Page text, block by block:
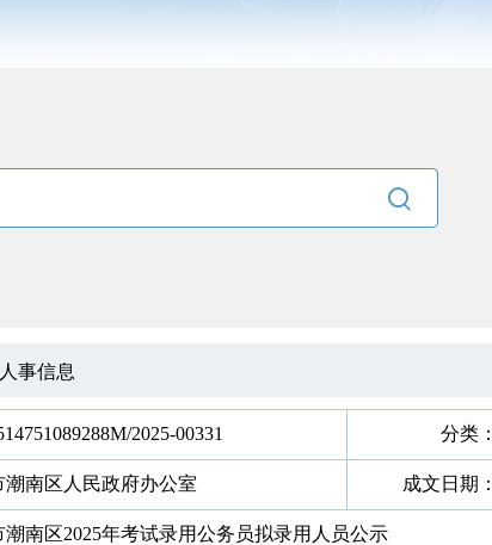

人事信息
2025-00331 分类：
潮南区人民政府办公室 成文日期：
潮南区2025年考试录用公务员拟录用人员公示